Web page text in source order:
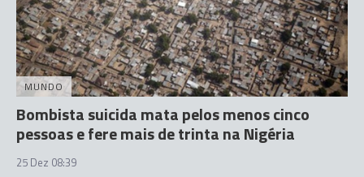
MUNDO
Bombista suicida mata pelos menos cinco
pessoas e fere mais de trinta na Nigéria
25 Dez 08:39